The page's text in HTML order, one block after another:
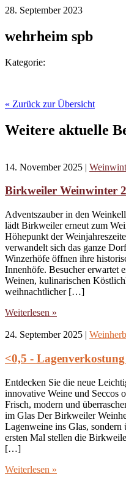
28. September 2023
wehrheim spb
Kategorie:
« Zurück zur Übersicht
Weitere aktuelle
14. November 2025 |
Birkweiler Weinwinter
Adventszauber in den
lädt Birkweiler erneut zum
Höhepunkt der
verwandelt sich das ganze
Winzerhöfe öffnen ihre
Innenhöfe. Besucher erwartet
Weinen, kulinarischen
weihnachtlicher […]
Weiterlesen »
24. September 2025 |
<0,5 -
Entdecken Sie die neue
innovative Weine und Seccos
Frisch, modern und
im Glas Der Birkweiler
Lagenweine ins Glas, sondern
ersten Mal stellen die
[…]
Weiterlesen »